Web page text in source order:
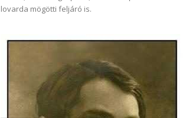
lovarda mögötti feljáró is.